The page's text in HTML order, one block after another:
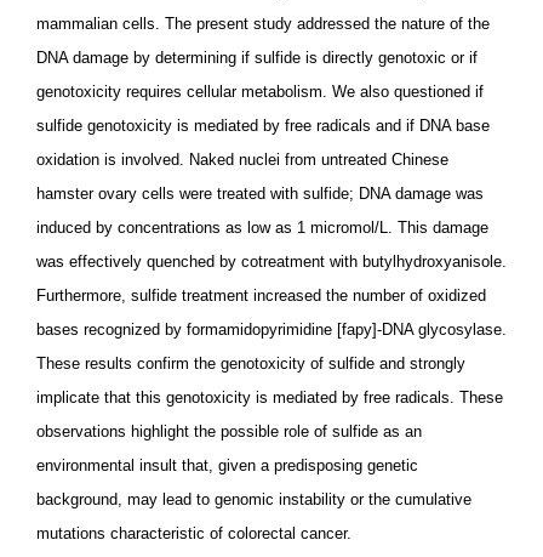
mammalian cells. The present study addressed the nature of the
DNA damage by determining if sulfide is directly genotoxic or if
genotoxicity requires cellular metabolism. We also questioned if
sulfide genotoxicity is mediated by free radicals and if DNA base
oxidation is involved. Naked nuclei from untreated Chinese
hamster ovary cells were treated with sulfide; DNA damage was
induced by concentrations as low as 1 micromol/L. This damage
was effectively quenched by cotreatment with butylhydroxyanisole.
Furthermore, sulfide treatment increased the number of oxidized
bases recognized by formamidopyrimidine [fapy]-DNA glycosylase.
These results confirm the genotoxicity of sulfide and strongly
implicate that this genotoxicity is mediated by free radicals. These
observations highlight the possible role of sulfide as an
environmental insult that, given a predisposing genetic
background, may lead to genomic instability or the cumulative
mutations characteristic of colorectal cancer.